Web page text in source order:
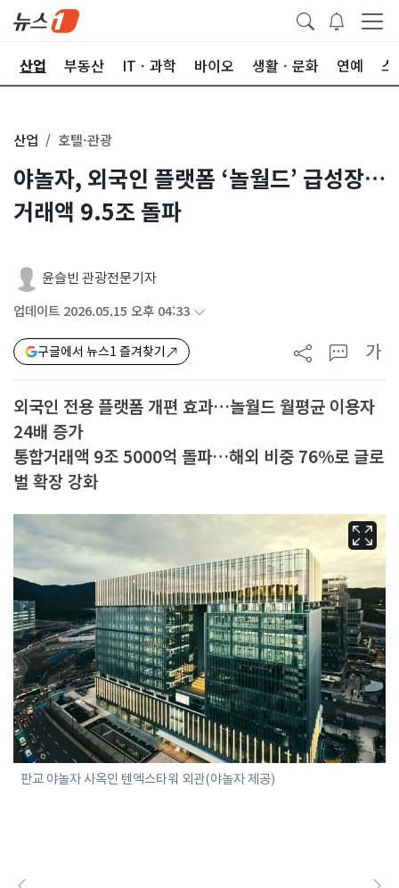
산업 부동산 ITㆍ과학 바이오 생활ㆍ문화 연예 스
산업 호텔·관광
야놀자, 외국인 플랫폼 ‘놀월드’ 급성장…
거래액 9.5조 돌파
윤슬빈 관광전문기자
업데이트 2026.05.15 오후 04:33
구글에서 뉴스1 즐겨찾기 가
외국인 전용 플랫폼 개편 효과…놀월드 월평균 이용자
24배 증가
통합거래액 9조 5000억 돌파…해외 비중 76%로 글로
벌 확장 강화
판교 야놀자 사옥인 텐엑스타워 외관(야놀자 제공)